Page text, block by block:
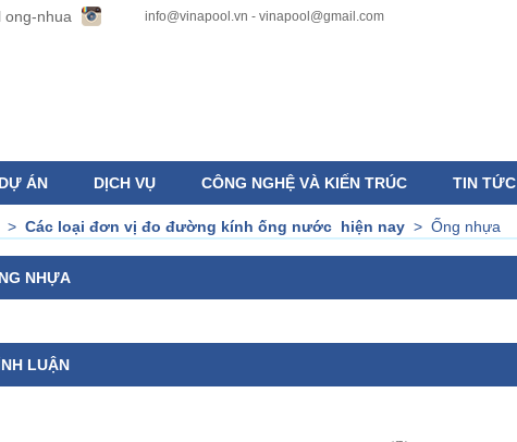
info@vinapool.vn - vinapool@gmail.com
DỰ ÁN DỊCH VỤ CÔNG NGHỆ VÀ KIẾN TRÚC TIN TỨC
> Các loại đơn vị đo đường kính ống nước hiện nay > Ống nhựa
NHỰA
LUẬN